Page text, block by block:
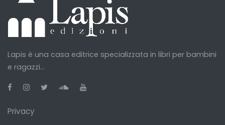
Lapis è una casa editrice specializzata in libri per bambini
e ragazzi...
Privacy